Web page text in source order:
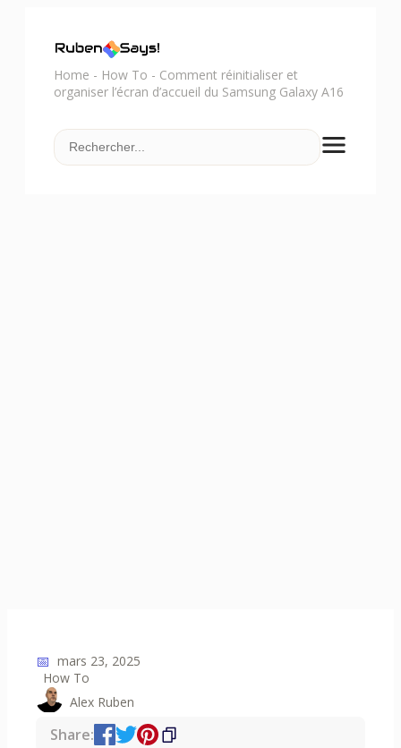
Home - How To - Comment réinitialiser et
organiser l’écran d’accueil du Samsung Galaxy A16
📅 mars 23, 2025
How To
Alex Ruben
Share: